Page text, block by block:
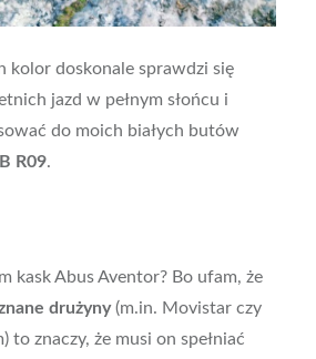
kolor doskonale sprawdzi się
jazd w pełnym słońcu i
do moich białych butów
R09.
kask Abus Aventor? Bo ufam, że
drużyny(m.in. Movistar czy
to znaczy, że musi on spełniać